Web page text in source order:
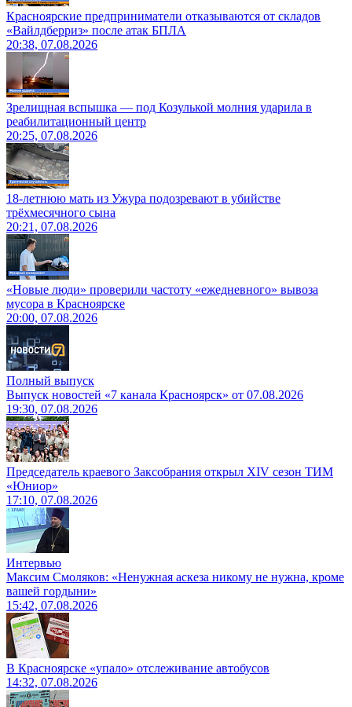
Красноярские предприниматели отказываются от складов
«Вайлдберриз» после атак БПЛА
20:38, 07.08.2026
Зрелищная вспышка — под Козулькой молния ударила в
реабилитационный центр
20:25, 07.08.2026
18-летнюю мать из Ужура подозревают в убийстве
трёхмесячного сына
20:21, 07.08.2026
«Новые люди» проверили частоту «ежедневного» вывоза
мусора в Красноярске
20:00, 07.08.2026
Полный выпуск
Выпуск новостей «7 канала Красноярск» от 07.08.2026
19:30, 07.08.2026
Председатель краевого Заксобрания открыл XIV сезон ТИМ
«Юниор»
17:10, 07.08.2026
Интервью
Максим Смоляков: «Ненужная аскеза никому не нужна, кроме
вашей гордыни»
15:42, 07.08.2026
В Красноярске «упало» отслеживание автобусов
14:32, 07.08.2026